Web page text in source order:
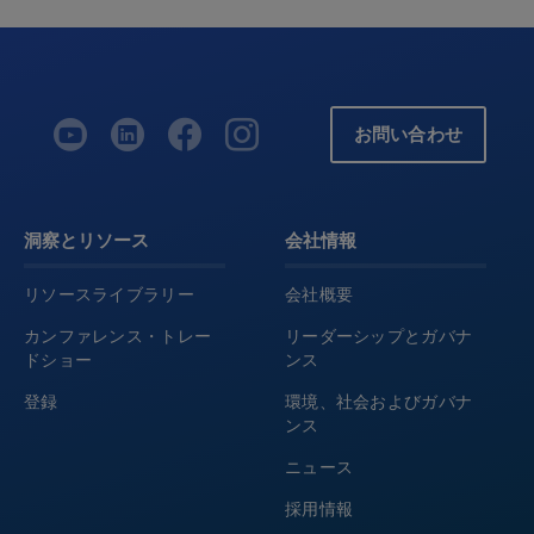
お問い合わせ
洞察とリソース
リソースライブラリー
カンファレンス・トレー
ドショー
登録
会社情報
会社概要
リーダーシップとガバナ
ンス
環境、社会およびガバナ
ンス
ニュース
採用情報